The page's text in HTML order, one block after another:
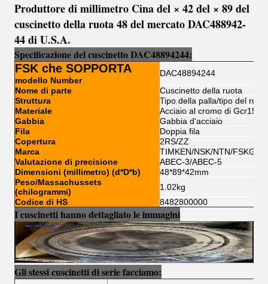
Produttore di millimetro Cina del × 42 del × 89 del
cuscinetto della ruota 48 del mercato DAC488942-
44 di U.S.A.
Specificazionedel cuscinettoDAC48894244:
FSK che SOPPORTA
modello Number
DAC48894244
Nome di parte
Cuscinetto della ruota
Struttura
Tipo della palla/tipo del rullo
Materiale
Acciaio al cromo di Gcr15
Gabbia
Gabbia d'acciaio
Fila
Doppia fila
Copertura
2RS/ZZ
Marca
TIMKEN/NSK/NTN/FSKG/
Valutazione di precisione
ABEC-3/ABEC-5
Dimensioni (millimetro) (d*D*b)
48*89*42mm
Peso/Massachussets
(chilogrammi)
1.02kg
Codice di HS
8482800000
I cuscinetti hanno dettagliato le immagini
Gli stessi cuscinetti di serie facciamo: